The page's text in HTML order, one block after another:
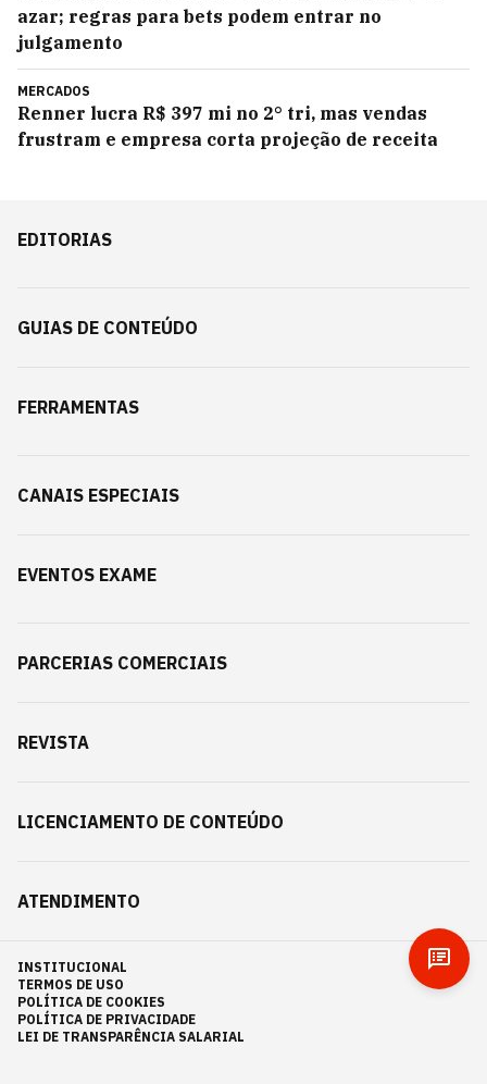
azar; regras para bets podem entrar no
julgamento
MERCADOS
Renner lucra R$ 397 mi no 2° tri, mas vendas
frustram e empresa corta projeção de receita
EDITORIAS
GUIAS DE CONTEÚDO
FERRAMENTAS
CANAIS ESPECIAIS
EVENTOS EXAME
PARCERIAS COMERCIAIS
REVISTA
LICENCIAMENTO DE CONTEÚDO
ATENDIMENTO
INSTITUCIONAL
TERMOS DE USO
POLÍTICA DE COOKIES
POLÍTICA DE PRIVACIDADE
LEI DE TRANSPARÊNCIA SALARIAL